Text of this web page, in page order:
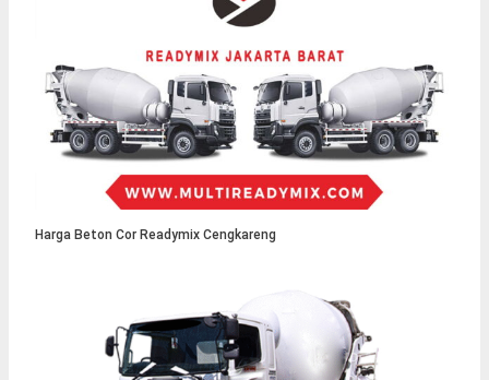
Harga Beton Cor Readymix Cengkareng